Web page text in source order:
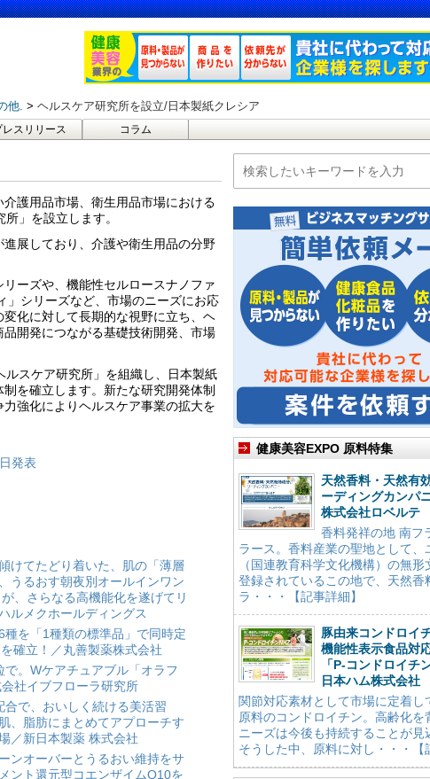
他. ヘルスケア研究所を設立/日本製紙クレシア
レスリリース コラム
護用品市場、衛生用品市場における
」を設立します。
展しており、介護や衛生用品の分野
ーズや、機能性セルロースナノファ
」シリーズなど、市場のニーズにお応
化に対して長期的な視野に立ち、ヘ
開発につながる基礎技術開発、市場
スケア研究所」を組織し、日本製紙
を確立します。新たな研究開発体制
強化によりヘルスケア事業の拡大を
発表
けてたどり着いた、肌の「薄層
るおす朝夜別オールインワン
、さらなる高機能化を遂げてリ
ルメクホールディングス
を「1種類の標準品」で同時定
確立！／丸善製薬株式会社
。Wケアチュアブル「オラフ
社イブフローラ研究所
で、おいしく続ける美活習
、脂肪にまとめてアプローチす
／新日本製薬 株式会社
ンオーバーとうるおい維持をサ
ント還元型コエンザイムQ10を
健康美容EXPO 原料特集
天然香料・天然有
ーディングカンパ
株式会社ロベルテ
香料発祥の地 南フ
ラース。香料産業の聖地として、
（国連教育科学文化機構）の無形
登録されているこの地で、天然香
ラ・・・【記事詳細】
豚由来コンドロイ
機能性表示食品対
「P-コンドロイチ
日本ハム株式会社
関節対応素材として市場に定着し
原料のコンドロイチン。高齢化を
ニーズは今後も持続することが見
そうした中、原料に対し・・・【